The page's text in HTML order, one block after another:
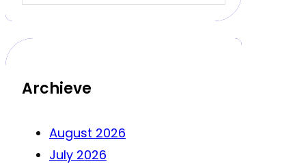
Archieve
August 2026
July 2026